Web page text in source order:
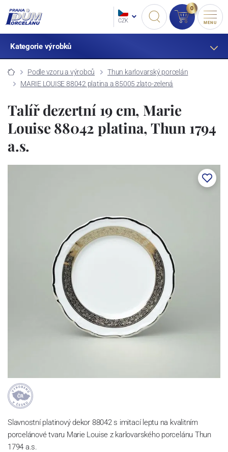
CZK
0
MENU
Kategorie výrobků
Podle vzoru a výrobců
Thun karlovarský porcelán
MARIE LOUISE 88042 platina a 85005 zlato-zelená
Talíř dezertní 19 cm, Marie
Louise 88042 platina, Thun 1794
a.s.
Slavnostní platinový dekor 88042 s imitací leptu na kvalitním
porcelánové tvaru Marie Louise z karlovarského porcelánu Thun
1794 a.s.